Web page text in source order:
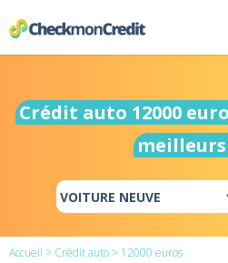
Crédit auto 12000
Accueil > Crédit auto > 12000 euros